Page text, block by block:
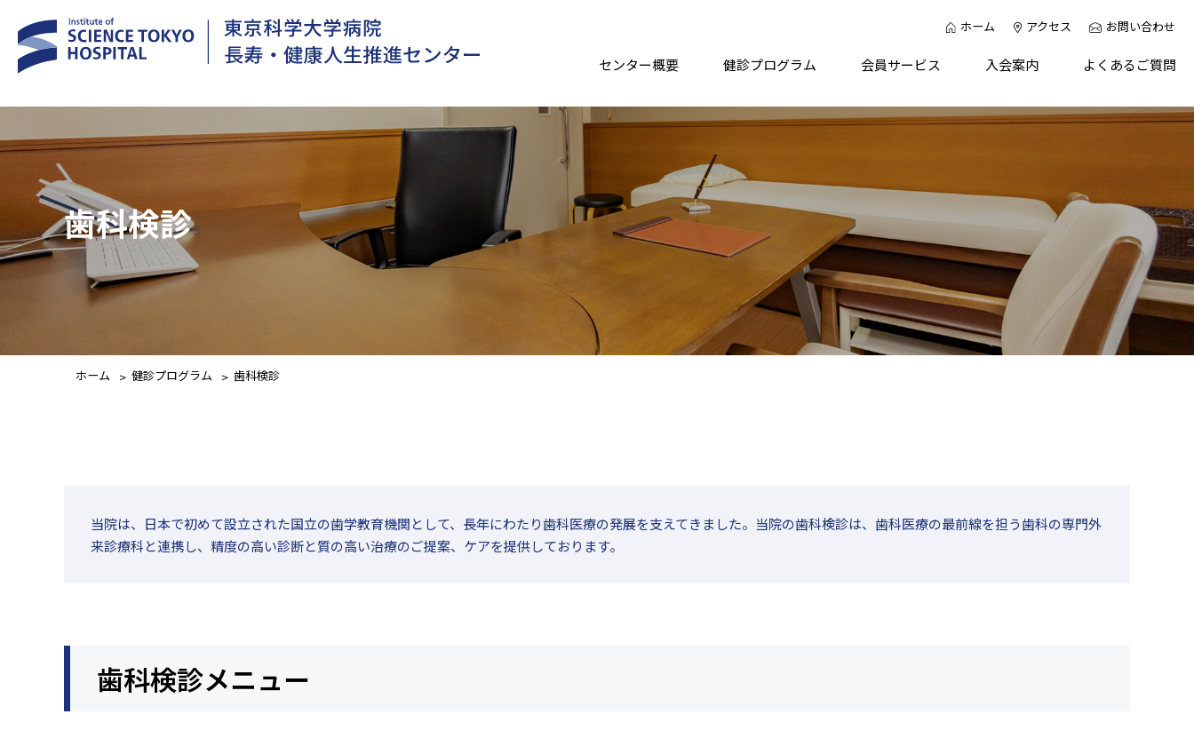
ホーム アクセス お問い合わせ
センター概要
ごあいさつ
当センターの特徴
医師・歯科医師紹介
沿革
研究実績
健診プログラム
健診プログラム
歯科検診
会員サービス
健康相談
入会案内
個人で入会
よくあるご質問
歯科検診
ホーム 健診プログラム 歯科検診
当院は、日本で初めて設立された国立の歯学教育機関として、長年にわたり歯科医療の発展を支えてきました。当院の歯科検診は、歯科医療の最前線を担う歯科の専門外
来診療科と連携し、精度の高い診断と質の高い治療のご提案、ケアを提供しております。
歯科検診メニュー